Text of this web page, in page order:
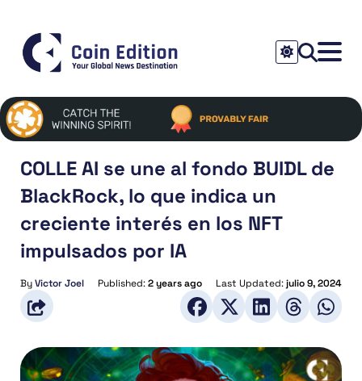
COLLE AI se une al fondo BUIDL de
BlackRock, lo que indica un
creciente interés en los NFT
impulsados por IA
ByVictor Joel Published:2 years ago Last Updated:julio 9, 2024